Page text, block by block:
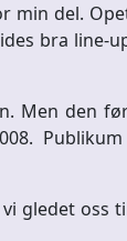
del.
bra line-
Men den
gledet oss